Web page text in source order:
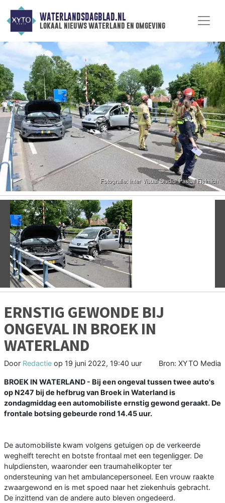
WATERLANDSDAGBLAD.NL
lokaal nieuws waterland en omgeving
Vorige
ERNSTIG GEWONDE BIJ
ONGEVAL IN BROEK IN
WATERLAND
Door Redactie op 19 juni 2022, 19:40 uur Bron: XYTO Media
BROEK IN WATERLAND - Bij een ongeval tussen twee auto's
op N247 bij de hefbrug van Broek in Waterland is
zondagmiddag een automobiliste ernstig gewond geraakt. De
frontale botsing gebeurde rond 14.45 uur.
De automobiliste kwam volgens getuigen op de verkeerde
weghelft terecht en botste frontaal met een tegenligger. De
hulpdiensten, waaronder een traumahelikopter ter
ondersteuning van het ambulancepersoneel. Een vrouw raakte
zwaargewond en is met spoed naar het ziekenhuis gebracht.
De inzittend van de andere auto bleven ongedeerd.